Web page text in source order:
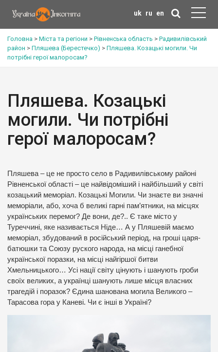
uk ru en
Головна > Міста та регіони > Рівненська область > Радивилівський
район > Пляшева (Берестечко) > Пляшева. Козацькі могили. Чи
потрібні герої малоросам?
Пляшева. Козацькі
могили. Чи потрібні
герої малоросам?
Пляшева – це не просто село в Радивилівському районі
Рівненської області – це найвідоміший і найбільший у світі
козацький меморіал. Козацькі Могили. Чи знаєте ви значні
меморіали, або, хоча б великі гарні пам’ятники, на місцях
українських перемог? Де вони, де?.. Є таке місто у
Туреччині, яке називається Ніде… А у Пляшевій маємо
меморіал, збудований в російський період, на гроші царя-
батюшки та Союзу руского народа, на місці ганебної
української поразки, на місці найгіршої битви
Хмельницького… Усі нації світу цінують і шанують гроби
своїх великих, а українці шанують лише місця власних
трагедій і поразок? Єдина шанована могила Великого –
Тарасова гора у Каневі. Чи є інші в Україні?